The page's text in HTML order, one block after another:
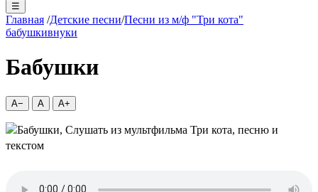
☰
Главная /Детские песни/Песни из м/ф "Три кота"
бабушкивнуки
Бабушки
A− A A+